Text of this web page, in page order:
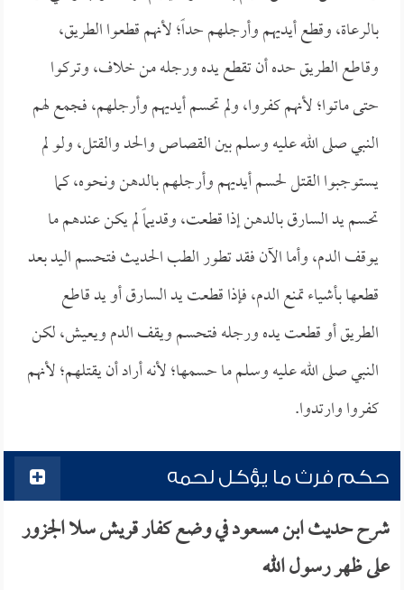
بالرعاة، وقطع أيديهم وأرجلهم حداً؛ لأنهم قطعوا الطريق،
وقاطع الطريق حده أن تقطع يده ورجله من خلاف، وتركوا
حتى ماتوا؛ لأنهم كفروا، ولم تحسم أيديهم وأرجلهم، فجمع لهم
النبي صلى الله عليه وسلم بين القصاص والحد والقتل، ولو لم
يستوجبوا القتل لحسم أيديهم وأرجلهم بالدهن ونحوه، كما
تحسم يد السارق بالدهن إذا قطعت، وقديماً لم يكن عندهم ما
يوقف الدم، وأما الآن فقد تطور الطب الحديث فتحسم اليد بعد
قطعها بأشياء تمنع الدم، فإذا قطعت يد السارق أو يد قاطع
الطريق أو قطعت يده ورجله فتحسم ويقف الدم ويعيش، لكن
النبي صلى الله عليه وسلم ما حسمها؛ لأنه أراد أن يقتلهم؛ لأنهم
كفروا وارتدوا.
حكم فرث ما يؤكل لحمه
شرح حديث ابن مسعود في وضع كفار قريش سلا الجزور
على ظهر رسول الله